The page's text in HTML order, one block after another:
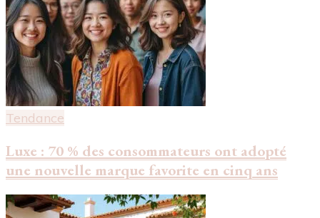
Tendance
Luxe : 70 % des consommateurs ont adopté
une nouvelle marque favorite en cinq ans